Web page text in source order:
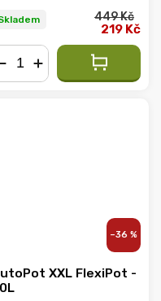
449 Kč
219 Kč
–36 %
XXL FlexiPot -